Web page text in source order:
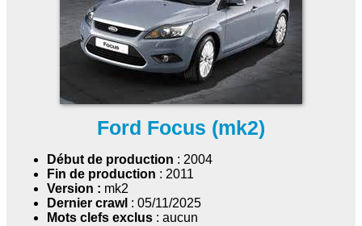
Ford Focus (mk2)
Début de production : 2004
Fin de production : 2011
Version : mk2
Dernier crawl : 05/11/2025
Mots clefs exclus : aucun